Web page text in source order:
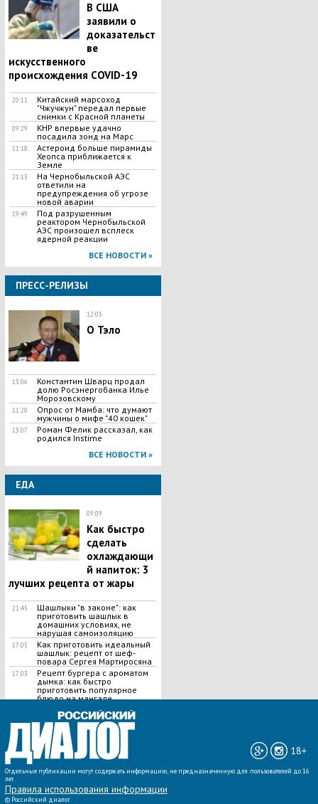
В США
заявили о
доказательст
ве
искусственного
происхождения COVID-19
20:11
Китайский марсоход
"Чжучжун" передал первые
снимки с Красной планеты
09:29
КНР впервые удачно
посадила зонд на Марс
11:18
Астероид больше пирамиды
Хеопса приближается к
Земле
21:13
На Чернобыльской АЭС
ответили на
предупреждения об угрозе
новой аварии
19:49
Под разрушенным
реактором Чернобыльской
АЭС произошел всплеск
ядерной реакции
ВСЕ НОВОСТИ »
ПРЕСС-РЕЛИЗЫ
12:03
О Тэло
13:06
Константин Шварц продал
долю Росэнергобанка Илье
Морозовскому
11:20
Опрос от Мамба: что думают
мужчины о мифе "40 кошек"
13:07
Роман Фелик рассказал, как
родился Instime
ВСЕ НОВОСТИ »
ЕДА
09:09
Как быстро
сделать
охлаждающи
й напиток: 3
лучших рецепта от жары
21:45
Шашлыки "в законе": как
приготовить шашлык в
домашних условиях, не
нарушая самоизоляцию
17:05
Как приготовить идеальный
шашлык​: рецепт от шеф-
повара Сергея Мартиросяна
17:03
Рецепт бургера с ароматом
дымка: как быстро
приготовить популярное
блюдо на мангале
ВСЕ НОВОСТИ »
18+
Отдельные публикации могут содержать информацию, не предназначенную для пользователей до 16
лет.
Правила использования информации
© Российский диалог